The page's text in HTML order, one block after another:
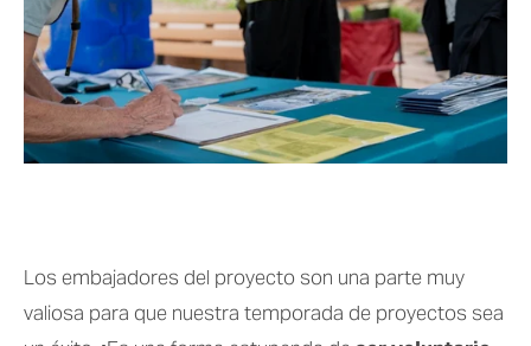
Los embajadores del proyecto son una parte muy
valiosa para que nuestra temporada de proyectos sea